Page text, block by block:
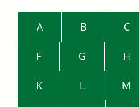
A B C
F G H
K L M